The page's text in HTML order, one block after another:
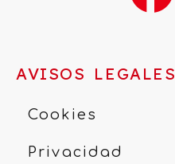
AVISOS LEGALES
Cookies
Privacidad